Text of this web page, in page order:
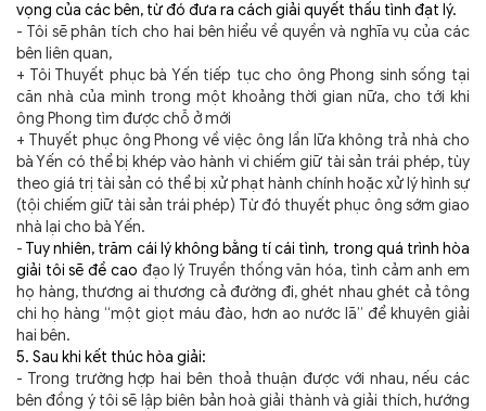
vọng của các bên, từ đó đưa ra cách giải quyết thấu tình đạt lý.
- Tôi sẽ phân tích cho hai bên hiểu về quyền và nghĩa vụ của các
bên liên quan,
+ Tôi Thuyết phục bà Yến tiếp tục cho ông Phong sinh sống tại
căn nhà của mình trong một khoảng thời gian nữa, cho tới khi
ông Phong tìm được chỗ ở mới
+ Thuyết phục ông Phong về việc ông lần lữa không trả nhà cho
bà Yến có thể bị khép vào hành vi chiếm giữ tài sản trái phép, tùy
theo giá trị tài sản có thể bị xử phạt hành chính hoặc xử lý hình sự
(tội chiếm giữ tài sản trái phép) Từ đó thuyết phục ông sớm giao
nhà lại cho bà Yến.
- Tuy nhiên, trăm cái lý không bằng tí cái tình, trong quá trình hòa
giải tôi sẽ đề cao đạo lý Truyền thống văn hóa, tình cảm anh em
họ hàng, thương ai thương cả đường đi, ghét nhau ghét cả tông
chi họ hàng “một giọt máu đào, hơn ao nước lã” để khuyên giải
hai bên.
5. Sau khi kết thúc hòa giải:
- Trong trường hợp hai bên thoả thuận được với nhau, nếu các
bên đồng ý tôi sẽ lập biên bản hoà giải thành và giải thích, hướng